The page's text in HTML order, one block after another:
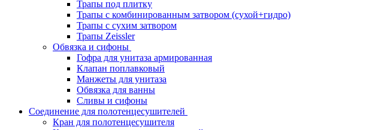
Трапы под плитку
Трапы с комбинированным затвором (сухой+гидро)
Трапы с сухим затвором
Трапы Zeissler
Обвязка и сифоны
Гофра для унитаза армированная
Клапан поплавковый
Манжеты для унитаза
Обвязка для ванны
Сливы и сифоны
Соединение для полотенцесушителей
Кран для полотенцесушителя